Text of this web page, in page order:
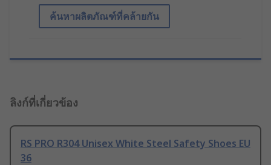
ค้นหาผลิตภัณฑ์ที่คล้ายกัน
ลิงก์ที่เกี่ยวข้อง
RS PRO R304 Unisex White Steel Safety Shoes EU
36